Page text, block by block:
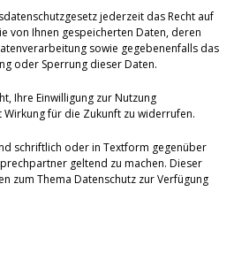
jederzeit das Recht auf
von Ihnen gespeicherten Daten, deren
sowie gegebenenfalls das
oder Sperrung dieser Daten.
Ihre Einwilligung zur Nutzung
für die Zukunft zu widerrufen.
schriftlich oder in Textform gegenüber
geltend zu machen. Dieser
zum Thema Datenschutz zur Verfügung